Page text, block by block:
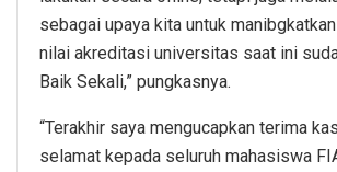
sebagai upaya kita untuk
nilai akreditasi universitas saat ini
Baik Sekali,” pungkasnya.
“Terakhir saya mengucapkan terima
selamat kepada seluruh mahasiswa